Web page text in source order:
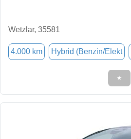
Wetzlar, 35581
4.000 km Hybrid (Benzin/Elekt
★